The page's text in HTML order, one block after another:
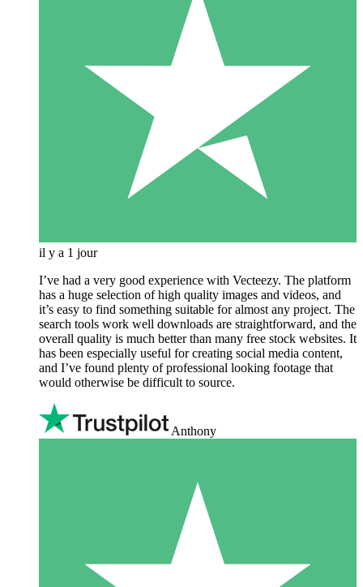
il y a 1 jour
I’ve had a very good experience with Vecteezy. The platform
has a huge selection of high quality images and videos, and
it’s easy to find something suitable for almost any project. The
search tools work well downloads are straightforward, and the
overall quality is much better than many free stock websites. It
has been especially useful for creating social media content,
and I’ve found plenty of professional looking footage that
would otherwise be difficult to source.
Anthony